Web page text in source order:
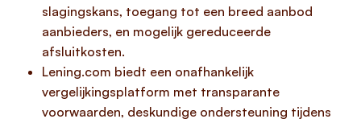
slagingskans, toegang tot een breed aanbod
aanbieders, en mogelijk gereduceerde
afsluitkosten.
Lening.com biedt een onafhankelijk
vergelijkingsplatform met transparante
voorwaarden, deskundige ondersteuning tijdens